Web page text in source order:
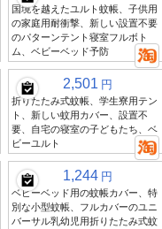
国境を越えたユルト蚊帳、子供用
の家庭用耐衝撃、新しい設置不要
のパターンテント寝室フルボト
ム、ベビーベッド予防
2,501 円
折りたたみ式蚊帳、学生寮用テン
ト、新しい蚊用カバー、設置不
要、自宅の寝室の子どもたち、ベ
ビーユルト
1,244 円
ベビーベッド用の蚊帳カバー、特
別な小型蚊帳、フルカバーのユニ
バーサル乳幼児用折りたたみ式蚊